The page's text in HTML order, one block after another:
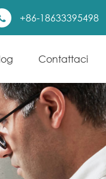
+86-18633395498
Contattaci